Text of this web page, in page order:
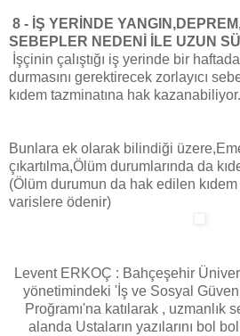
8 - İŞ YERİNDE
SEBEPLER NEDENİ İLE UZUN
İşçinin çalıştığı iş yerinde bir
durmasını gerektirecek zorlayıcı
kıdem tazminatına hak kazanabiliyor.
Bunlara ek olarak bilindiği
çıkartılma,Ölüm durumlarında da
(Ölüm durumun da hak edilen kıdem
varislere ödenir)
Levent ERKOÇ : Bahçeşehir
yönetimindeki 'İş ve Sosyal
Proğramı'na katılarak , uzmanlık
alanda Ustaların yazılarını bol